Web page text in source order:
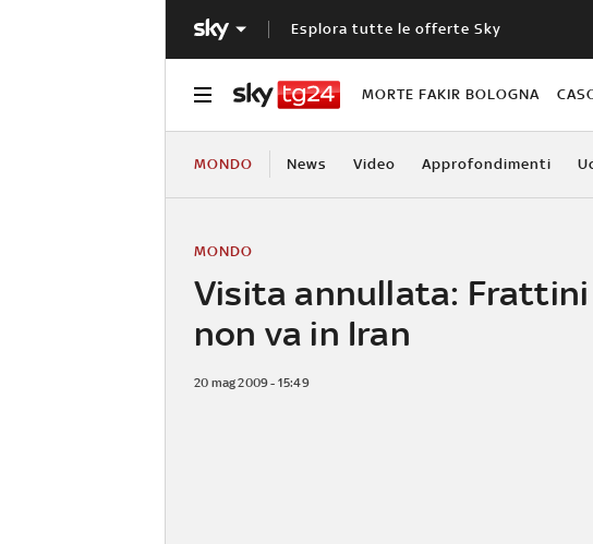
Esplora tutte le offerte Sky
MORTE FAKIR BOLOGNA
MONDO News Video Approfondimenti
Visita annullata: Frattini
non va in Iran
MONDO
20 mag 2009 - 15:49